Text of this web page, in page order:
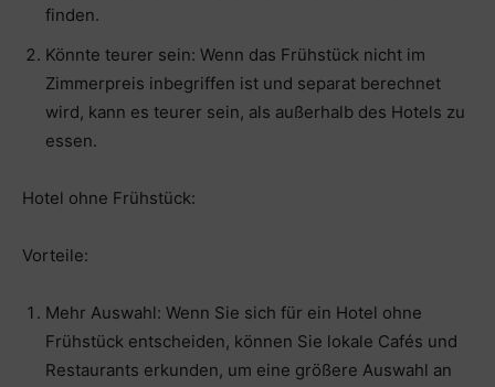
finden.
Könnte teurer sein: Wenn das Frühstück nicht im
Zimmerpreis inbegriffen ist und separat berechnet
wird, kann es teurer sein, als außerhalb des Hotels zu
essen.
Hotel ohne Frühstück:
Vorteile:
Mehr Auswahl: Wenn Sie sich für ein Hotel ohne
Frühstück entscheiden, können Sie lokale Cafés und
Restaurants erkunden, um eine größere Auswahl an